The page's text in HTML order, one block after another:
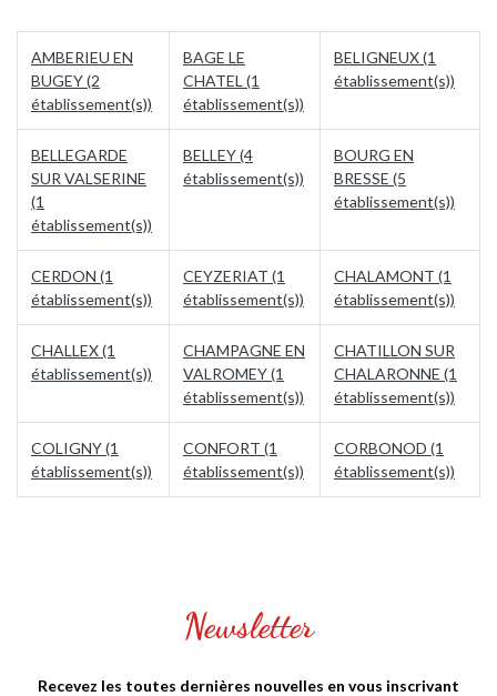
AMBERIEU EN
BUGEY (2
établissement(s))
BAGE LE
CHATEL (1
établissement(s))
BELIGNEUX (1
établissement(s))
BELLEGARDE
SUR VALSERINE
(1
établissement(s))
BELLEY (4
établissement(s))
BOURG EN
BRESSE (5
établissement(s))
CERDON (1
établissement(s))
CEYZERIAT (1
établissement(s))
CHALAMONT (1
établissement(s))
CHALLEX (1
établissement(s))
CHAMPAGNE EN
VALROMEY (1
établissement(s))
CHATILLON SUR
CHALARONNE (1
établissement(s))
COLIGNY (1
établissement(s))
CONFORT (1
établissement(s))
CORBONOD (1
établissement(s))
Newsletter
Recevez les toutes dernières nouvelles en vous inscrivant